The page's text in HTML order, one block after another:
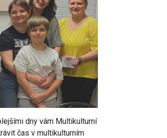
dny vám Multikulturní
čas v multikulturním